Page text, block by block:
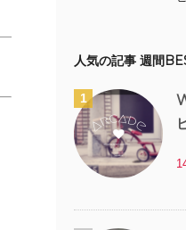
人気の記事 週間